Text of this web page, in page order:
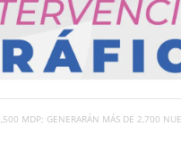
MDP; GENERARÁN MÁS DE 2,700